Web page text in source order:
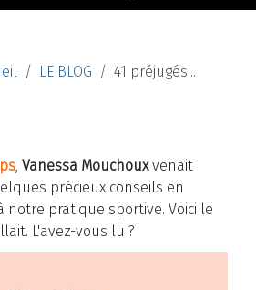
LE BLOG 41 préjugés...
, Vanessa Mouchouxvenait
précieux conseils en
notre pratique sportive. Voici le
L'avez-vous lu ?